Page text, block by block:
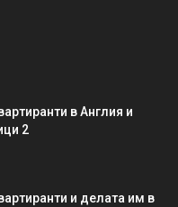
в Англия и
2
и делата им в